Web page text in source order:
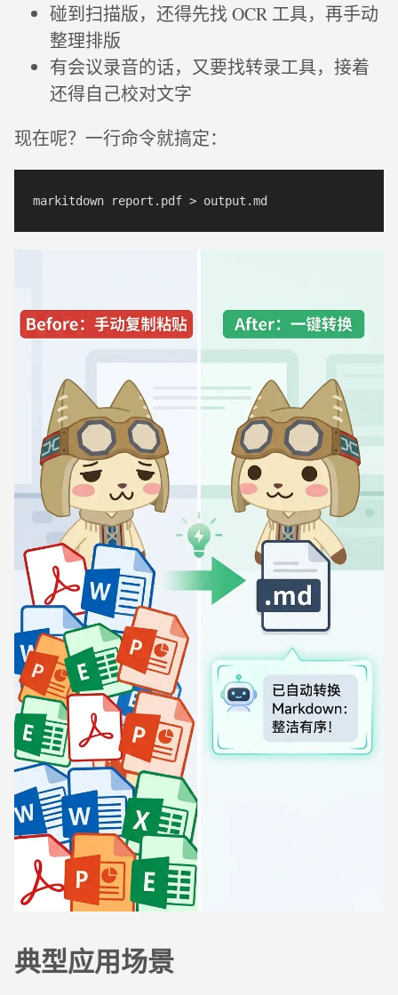
碰到扫描版，还得先找 OCR 工具，再手动
整理排版
有会议录音的话，又要找转录工具，接着
还得自己校对文字
现在呢？一行命令就搞定：
典型应用场景